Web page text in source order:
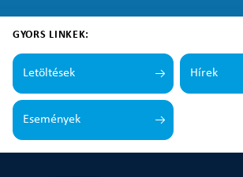
GYORS LINKEK:
Letöltések Hírek
Események